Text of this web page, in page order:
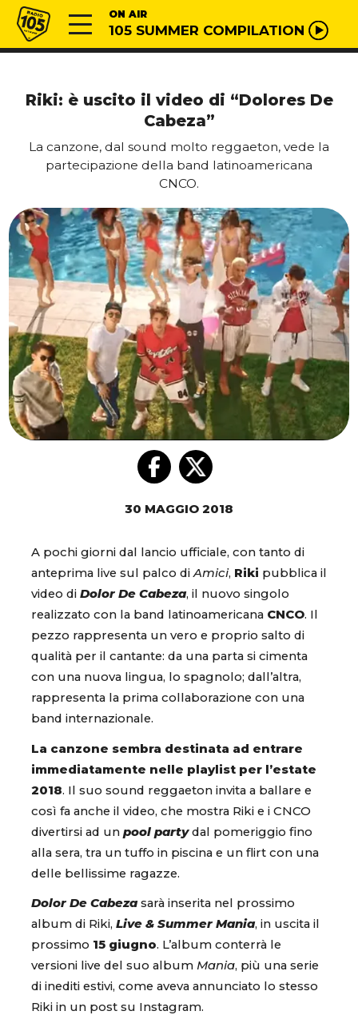
Vai al contenuto
Radio 105 ON AIR
105 SUMMER COMPILATION
Riki: è uscito il video di “Dolores De
Cabeza”
La canzone, dal sound molto reggaeton, vede la
partecipazione della band latinoamericana
CNCO.
30 MAGGIO 2018
A pochi giorni dal lancio ufficiale, con tanto di
anteprima live sul palco diAmici, Riki pubblica il
video di Dolor De Cabeza, il nuovo singolo
realizzato con la band latinoamericana CNCO. Il
pezzo rappresenta un vero e proprio salto di
qualità per il cantante: da una parta si cimenta
con una nuova lingua, lo spagnolo; dall’altra,
rappresenta la prima collaborazione con una
band internazionale.
La canzone sembra destinata ad entrare
immediatamente nelle playlist per l’estate
2018. Il suo sound reggaeton invita a ballare e
così fa anche il video, che mostra Riki e i CNCO
divertirsi ad un pool party dal pomeriggio fino
alla sera, tra un tuffo in piscina e un flirt con una
delle bellissime ragazze.
Dolor De Cabezasarà inserita nel prossimo
album di Riki, Live & Summer Mania, in uscita il
prossimo 15 giugno. L’album conterrà le
versioni live del suo album Mania, più una serie
di inediti estivi, come aveva annunciato lo stesso
Riki in un post su Instagram.